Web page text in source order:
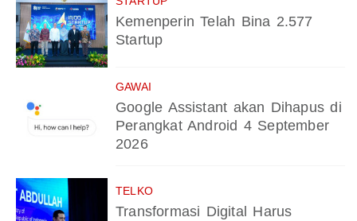
Kemenperin Telah Bina 2.577
Startup
GAWAI
Google Assistant akan Dihapus di
Perangkat Android 4 September
2026
TELKO
Transformasi Digital Harus